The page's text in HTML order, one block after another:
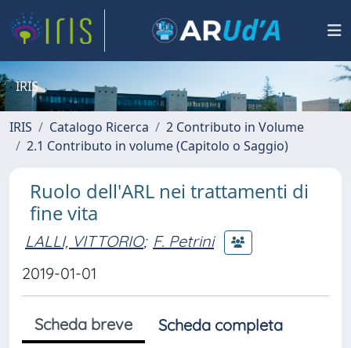
IRIS
IRIS Catalogo Ricerca
2 Contributo in Volume
2.1 Contributo in volume (Capitolo o Saggio)
Ruolo dell'ARL nei trattamenti di
fine vita
LALLI, VITTORIO; F. Petrini
2019-01-01
Scheda breve
Scheda completa